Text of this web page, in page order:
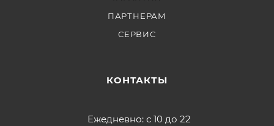
ПАРТНЕРАМ
СЕРВИС
КОНТАКТЫ
Ежедневно: с 10 до 22